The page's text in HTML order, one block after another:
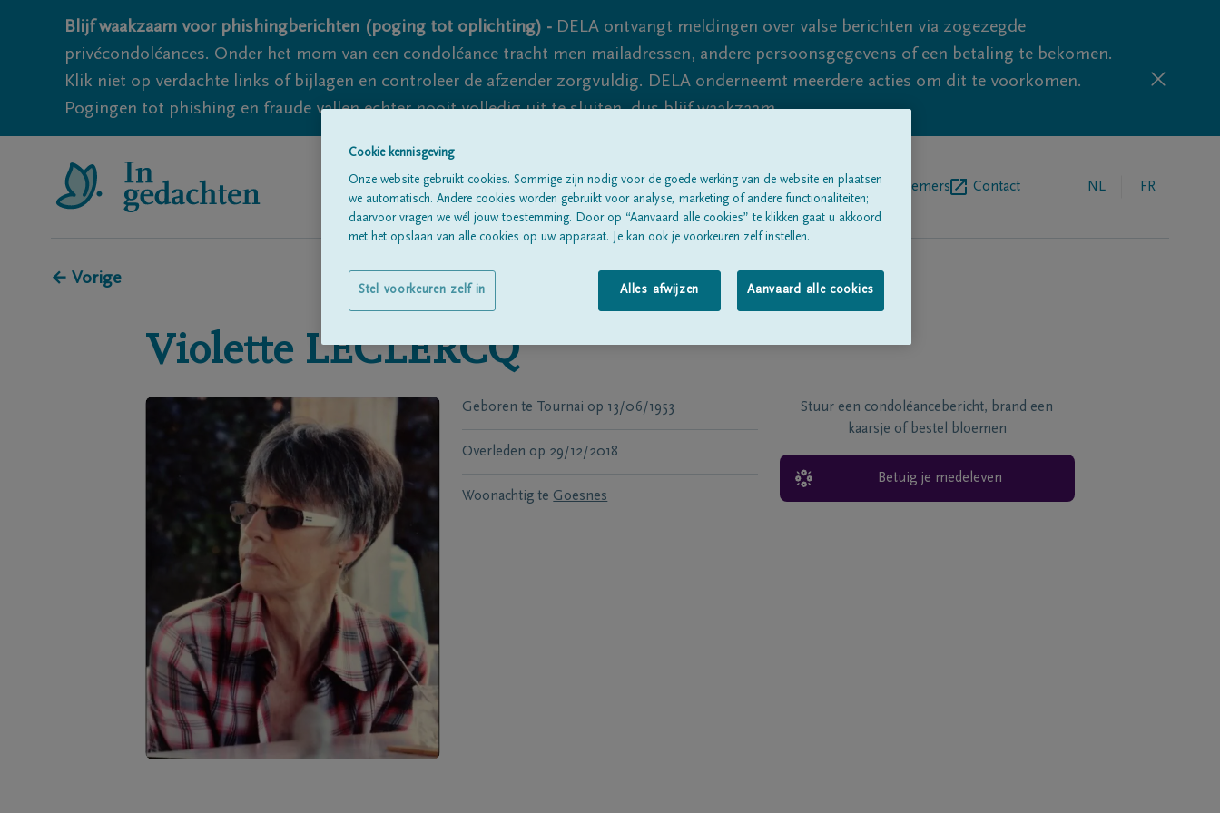
Blijf waakzaam voor phishingberichten (poging tot oplichting) - DELA ontvangt meldingen over valse berichten via zogezegde
privécondoléances. Onder het mom van een condoléance tracht men mailadressen, andere persoonsgegevens of een betaling te bekomen.
Klik niet op verdachte links of bijlagen en controleer de afzender zorgvuldig. DELA onderneemt meerdere acties om dit te voorkomen.
Pogingen tot phishing en fraude vallen echter nooit volledig uit te sluiten, dus blijf waakzaam.
Alle rouwberichtenOver onsBegrafenisondernemers Contact NL FR
← Vorige
Violette LECLERCQ
Geboren te Tournai op 13/06/1953
Overleden op 29/12/2018
Woonachtig te Goesnes
Stuur een condoléancebericht, brand een
kaarsje of bestel bloemen
Betuig je medeleven
Cookie kennisgeving
Onze website gebruikt cookies. Sommige zijn nodig voor de goede werking van de website en plaatsen
we automatisch. Andere cookies worden gebruikt voor analyse, marketing of andere functionaliteiten;
daarvoor vragen we wél jouw toestemming. Door op “Aanvaard alle cookies” te klikken gaat u akkoord
met het opslaan van alle cookies op uw apparaat. Je kan ook je voorkeuren zelf instellen.
Alles afwijzen Aanvaard alle cookies
Stel voorkeuren zelf in